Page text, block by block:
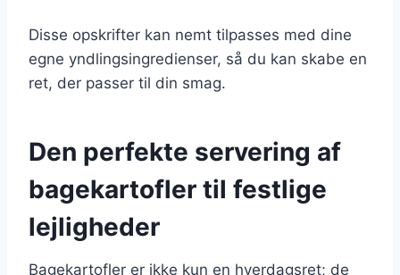
Disse opskrifter kan nemt tilpasses med dine
egne yndlingsingredienser, så du kan skabe en
ret, der passer til din smag.
Den perfekte servering af
bagekartofler til festlige
lejligheder
Bagekartofler er ikke kun en hverdagsret; de